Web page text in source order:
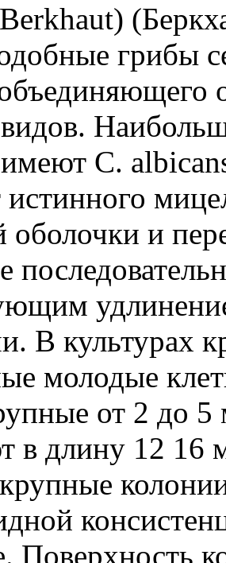
грибы
имеют С.
истинного
и
В культурах
молодые
от 2 до
в длину 12 16
Поверхность